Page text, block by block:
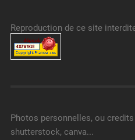
Reproduction de ce site
Photos personnelles, ou
shutterstock, canva...